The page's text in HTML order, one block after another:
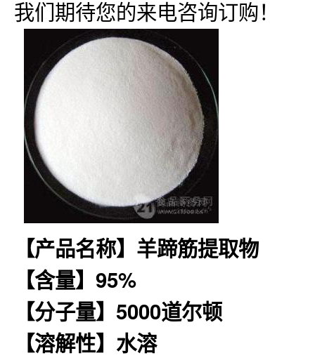
我们期待您的来电咨询订购！
【产品名称】羊蹄筋提取物
【含量】95%
【分子量】5000道尔顿
【溶解性】水溶